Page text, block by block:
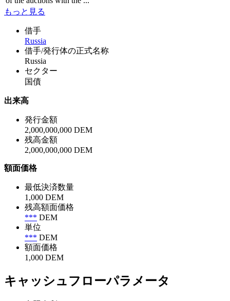
もっと見る
借手
Russia
借手/発行体の正式名称
Russia
セクター
国債
出来高
発行金額
2,000,000,000 DEM
残高金額
2,000,000,000 DEM
額面価格
最低決済数量
1,000 DEM
残高額面価格
*** DEM
単位
*** DEM
額面価格
1,000 DEM
キャッシュフローパラメータ